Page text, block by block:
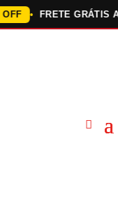
FRETE GRÁTIS